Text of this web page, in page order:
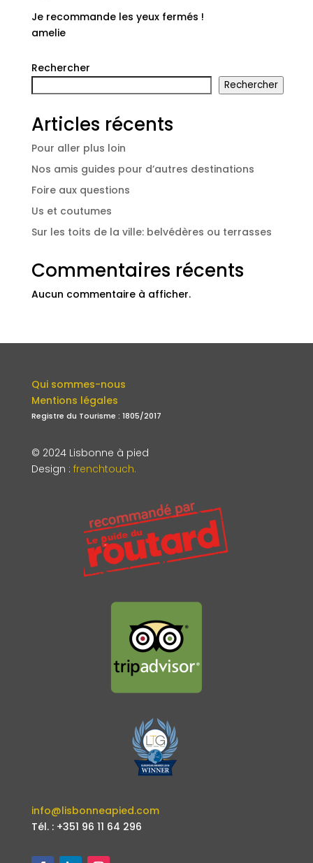
Je recommande les yeux fermés !
amelie
Rechercher
Rechercher
Articles récents
Pour aller plus loin
Nos amis guides pour d’autres destinations
Foire aux questions
Us et coutumes
Sur les toits de la ville: belvédères ou terrasses
Commentaires récents
Aucun commentaire à afficher.
Qui sommes-nous
Mentions légales
Registre du Tourisme : 1805/2017
© 2024 Lisbonne à pied
Design : frenchtouch.
info@lisbonneapied.com
Tél. : +351 96 11 64 296